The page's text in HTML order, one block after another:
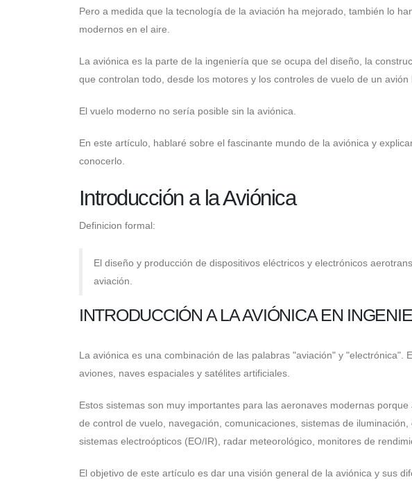
Pero a medida que la tecnología de la aviación ha mejorado, también lo
modernos en el aire.
La aviónica es la parte de la ingeniería que se ocupa del diseño, la
que controlan todo, desde los motores y los controles de vuelo de un
El vuelo moderno no sería posible sin la aviónica.
En este artículo, hablaré sobre el fascinante mundo de la aviónica y
conocerlo.
Introducción a la Aviónica
Definicion formal:
El diseño y producción de dispositivos eléctricos y electrónicos
aviación.
INTRODUCCIÓN A LA AVIÓNICA EN
La aviónica es una combinación de las palabras "aviación" y "electrónica".
aviones, naves espaciales y satélites artificiales.
Estos sistemas son muy importantes para las aeronaves modernas
de control de vuelo, navegación, comunicaciones, sistemas de
sistemas electroópticos (EO/IR), radar meteorológico, monitores de
El objetivo de este artículo es dar una visión general de la aviónica y sus